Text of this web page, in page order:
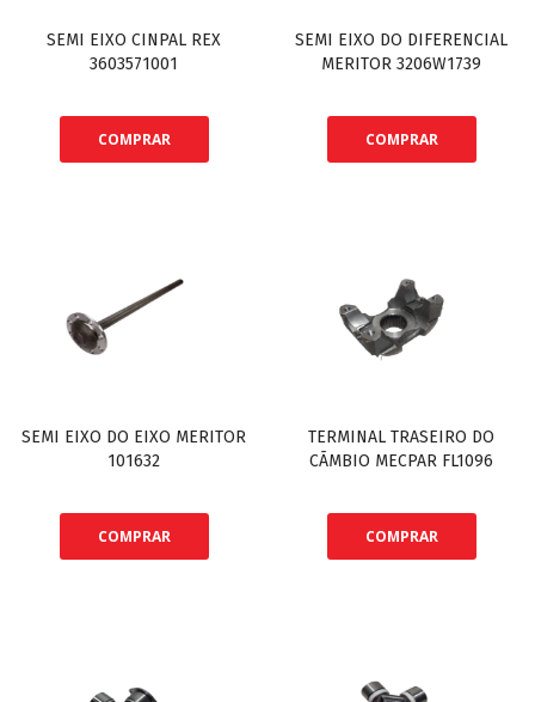
SEMI EIXO CINPAL REX
3603571001
COMPRAR
SEMI EIXO DO DIFERENCIAL
MERITOR 3206W1739
COMPRAR
SEMI EIXO DO EIXO MERITOR
101632
COMPRAR
TERMINAL TRASEIRO DO
CÃMBIO MECPAR FL1096
COMPRAR